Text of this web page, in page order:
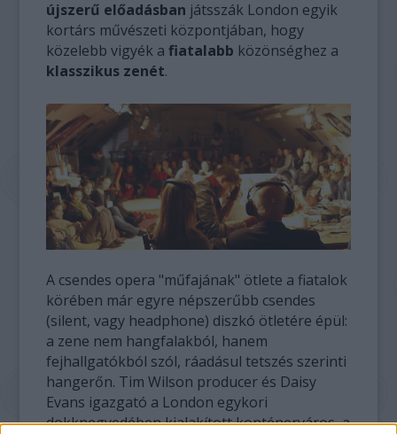
újszerű előadásban játsszák London egyik
kortárs művészeti központjában, hogy
közelebb vigyék a fiatalabb közönséghez a
klasszikus zenét.
A csendes opera "műfajának" ötlete a fiatalok
körében már egyre népszerűbb csendes
(silent, vagy headphone) diszkó ötletére épül:
a zene nem hangfalakból, hanem
fejhallgatókból szól, ráadásul tetszés szerinti
hangerőn. Tim Wilson producer és Daisy
Evans igazgató a London egykori
dokknegyedében kialakított konténerváros, a